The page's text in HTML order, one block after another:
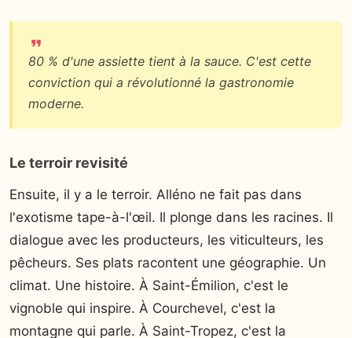
80 % d'une assiette tient à la sauce. C'est cette
conviction qui a révolutionné la gastronomie
moderne.
Le terroir revisité
Ensuite, il y a le terroir. Alléno ne fait pas dans
l'exotisme tape-à-l'œil. Il plonge dans les racines. Il
dialogue avec les producteurs, les viticulteurs, les
pêcheurs. Ses plats racontent une géographie. Un
climat. Une histoire. À Saint-Émilion, c'est le
vignoble qui inspire. À Courchevel, c'est la
montagne qui parle. À Saint-Tropez, c'est la